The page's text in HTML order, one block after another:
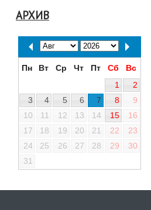
АРХИВ
Пн Вт Ср Чт Пт Сб
Вс
1
2
3
4 5 6 7 8
9
10
11 12 13 14 15
16
17
18 19 20 21 22
23
24
25 26 27 28 29
30
31